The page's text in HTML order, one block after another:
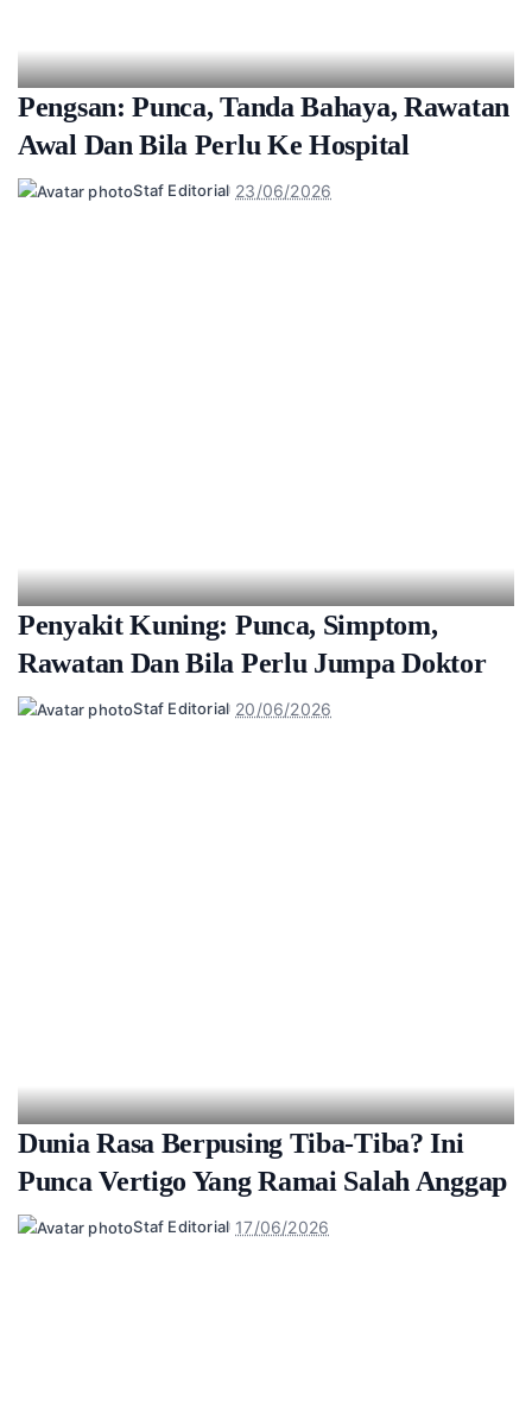
Pengsan: Punca, Tanda Bahaya, Rawatan
Awal Dan Bila Perlu Ke Hospital
Posted
Staf Editorial 23/06/2026
Penyakit Kuning: Punca, Simptom,
Rawatan Dan Bila Perlu Jumpa Doktor
Posted
Staf Editorial 20/06/2026
Dunia Rasa Berpusing Tiba-Tiba? Ini
Punca Vertigo Yang Ramai Salah Anggap
Posted
Staf Editorial 17/06/2026